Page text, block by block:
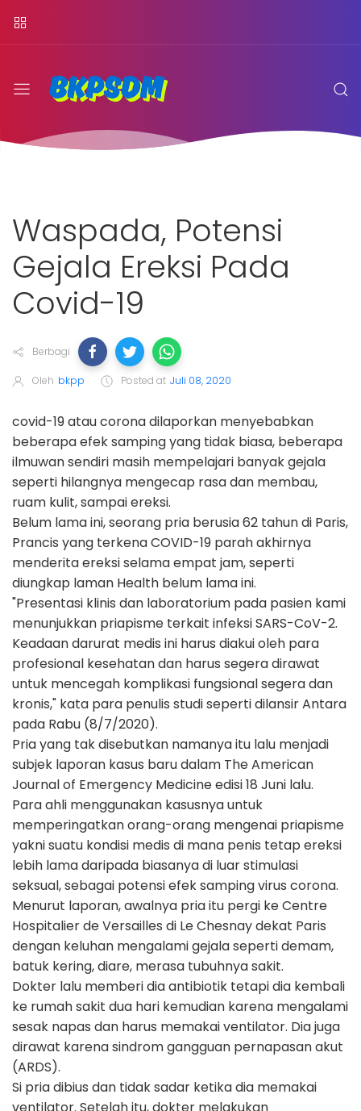
Waspada, Potensi
Gejala Ereksi Pada
Covid-19
Berbagi
Oleh bkpp Posted at Juli 08, 2020
covid-19 atau corona dilaporkan menyebabkan
beberapa efek samping yang tidak biasa, beberapa
ilmuwan sendiri masih mempelajari banyak gejala
seperti hilangnya mengecap rasa dan membau,
ruam kulit, sampai ereksi.
Belum lama ini, seorang pria berusia 62 tahun di Paris,
Prancis yang terkena COVID-19 parah akhirnya
menderita ereksi selama empat jam, seperti
diungkap laman Health belum lama ini.
"Presentasi klinis dan laboratorium pada pasien kami
menunjukkan priapisme terkait infeksi SARS-CoV-2.
Keadaan darurat medis ini harus diakui oleh para
profesional kesehatan dan harus segera dirawat
untuk mencegah komplikasi fungsional segera dan
kronis," kata para penulis studi seperti dilansir Antara
pada Rabu (8/7/2020).
Pria yang tak disebutkan namanya itu lalu menjadi
subjek laporan kasus baru dalam The American
Journal of Emergency Medicine edisi 18 Juni lalu.
Para ahli menggunakan kasusnya untuk
memperingatkan orang-orang mengenai priapisme
yakni suatu kondisi medis di mana penis tetap ereksi
lebih lama daripada biasanya di luar stimulasi
seksual, sebagai potensi efek samping virus corona.
Menurut laporan, awalnya pria itu pergi ke Centre
Hospitalier de Versailles di Le Chesnay dekat Paris
dengan keluhan mengalami gejala seperti demam,
batuk kering, diare, merasa tubuhnya sakit.
Dokter lalu memberi dia antibiotik tetapi dia kembali
ke rumah sakit dua hari kemudian karena mengalami
sesak napas dan harus memakai ventilator. Dia juga
dirawat karena sindrom gangguan pernapasan akut
(ARDS).
Si pria dibius dan tidak sadar ketika dia memakai